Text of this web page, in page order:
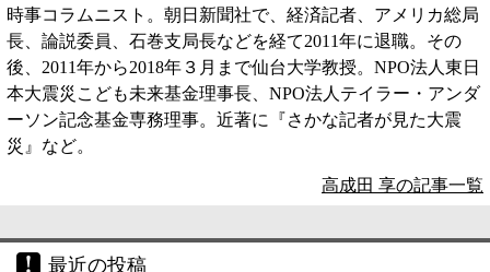
時事コラムニスト。朝日新聞社で、経済記者、アメリカ総局
長、論説委員、石巻支局長などを経て2011年に退職。その
後、2011年から2018年３月まで仙台大学教授。NPO法人東日
本大震災こども未来基金理事長、NPO法人テイラー・アンダ
ーソン記念基金専務理事。近著に『さかな記者が見た大震
災』など。
高成田 享の記事一覧
最近の投稿